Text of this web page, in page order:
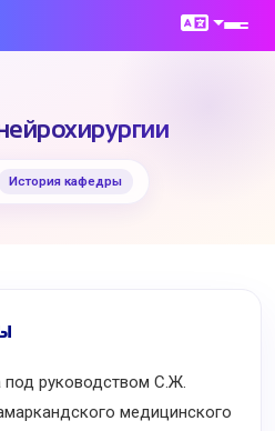
История кафедры
руководством С.Ж.
медицинского